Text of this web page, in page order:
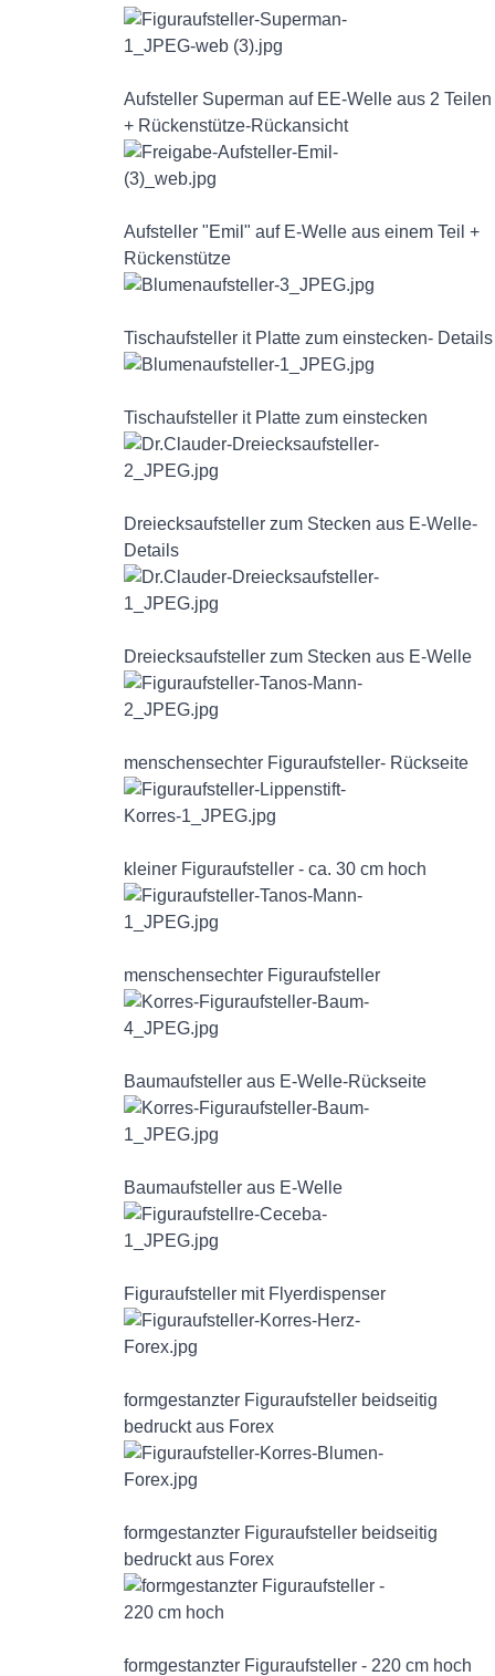
Aufsteller Superman auf EE-Welle aus 2 Teilen
+ Rückenstütze-Rückansicht
Aufsteller "Emil" auf E-Welle aus einem Teil +
Rückenstütze
Tischaufsteller it Platte zum einstecken- Details
Tischaufsteller it Platte zum einstecken
Dreiecksaufsteller zum Stecken aus E-Welle-
Details
Dreiecksaufsteller zum Stecken aus E-Welle
menschensechter Figuraufsteller- Rückseite
kleiner Figuraufsteller - ca. 30 cm hoch
menschensechter Figuraufsteller
Baumaufsteller aus E-Welle-Rückseite
Baumaufsteller aus E-Welle
Figuraufsteller mit Flyerdispenser
formgestanzter Figuraufsteller beidseitig
bedruckt aus Forex
formgestanzter Figuraufsteller beidseitig
bedruckt aus Forex
formgestanzter Figuraufsteller - 220 cm hoch